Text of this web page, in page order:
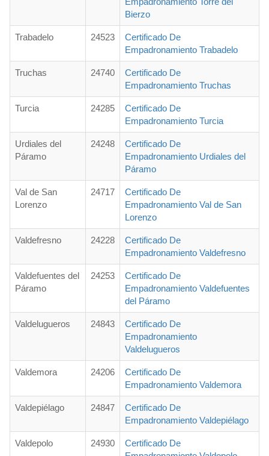
Bierzo
Trabadelo 24523
Certificado De
Empadronamiento Trabadelo
Truchas 24740
Certificado De
Empadronamiento Truchas
Turcia 24285
Certificado De
Empadronamiento Turcia
Urdiales del
Páramo
24248
Certificado De
Empadronamiento Urdiales del
Páramo
Val de San
Lorenzo
24717
Certificado De
Empadronamiento Val de San
Lorenzo
Valdefresno 24228
Certificado De
Empadronamiento Valdefresno
Valdefuentes del
Páramo
24253
Certificado De
Empadronamiento Valdefuentes
del Páramo
Valdelugueros 24843
Certificado De
Empadronamiento
Valdelugueros
Valdemora 24206
Certificado De
Empadronamiento Valdemora
Valdepiélago 24847
Certificado De
Empadronamiento Valdepiélago
Valdepolo 24930
Certificado De